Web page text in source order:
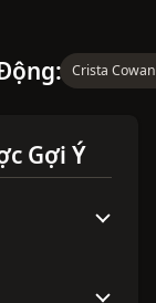
Crista Cowan
Gợi Ý